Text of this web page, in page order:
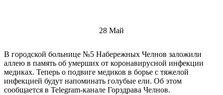
28 Май
В городской больнице №5 Набережных Челнов заложили
аллею в память об умерших от коронавирусной инфекции
медиках. Теперь о подвиге медиков в борье с тяжелой
инфекцией будут напоминать голубые ели. Об этом
сообщается в Telegram-канале Горздрава Челнов.